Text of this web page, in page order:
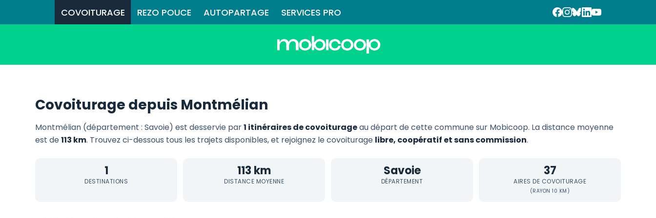
COVOITURAGE REZO POUCE AUTOPARTAGE SERVICES PRO
Covoiturage depuis Montmélian
Montmélian (département : Savoie) est desservie par1 itinéraires de covoiturageau départ de cette commune sur Mobicoop. La distance moyenne
est de113 km. Trouvez ci-dessous tous les trajets disponibles, et rejoignez le covoiturage libre, coopératif et sans commission.
1
DESTINATIONS
113 km
DISTANCE MOYENNE
Savoie
DÉPARTEMENT
37
AIRES DE COVOITURAGE
(RAYON 10 KM)